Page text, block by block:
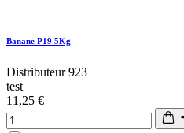
Banane P19 5Kg
Distributeur 923
test
11,25 €